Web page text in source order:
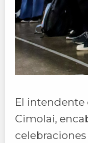
El intendente
Cimolai,